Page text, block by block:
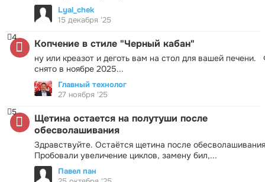
Lyal_chek
15 декабря '25
Копчение в стиле "Черный кабан"
ну или креазот и деготь вам на стол для вашей печени.
снято в ноябре 2025...
4
Главный технолог
27 ноября '25
Щетина остается на полутуши после
обесволашивания
Здравствуйте. Остаётся щетина после
Пробовали увеличение циклов, замену бил,...
5
Павел пан